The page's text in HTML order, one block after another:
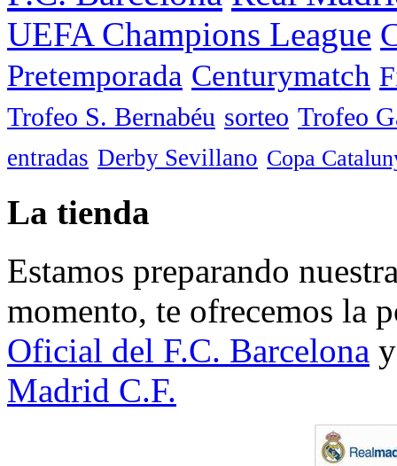
UEFA Champions League
Pretemporada Centurymatch
Trofeo S. Bernabéu sorteo Trofeo
entradas Derby Sevillano Copa
La tienda
Estamos preparando
momento, te ofrecemos la
Oficial del F.C. Barcelona
Madrid C.F.